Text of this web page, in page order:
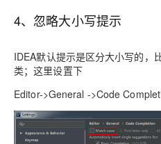
4、忽略大小写提示
IDEA默认提示是区分大小写的，
类；这里设置下
Editor->General ->Code